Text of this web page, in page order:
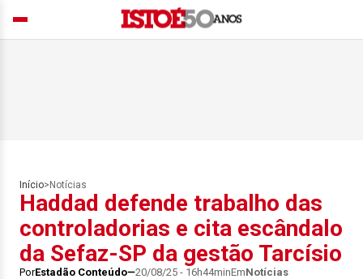
Início> Notícias
Haddad defende trabalho das
controladorias e cita escândalo
da Sefaz-SP da gestão Tarcísio
PorEstadão Conteúdo 20/08/25 - 16h44minEmNotícias